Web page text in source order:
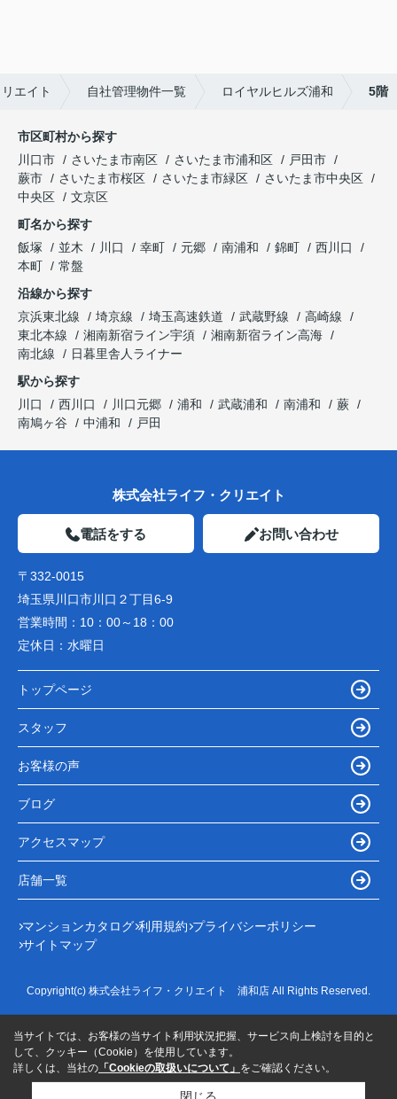
エイト 自社管理物件一覧 ロイヤルヒルズ浦和 5階
市区町村から探す
川口市
さいたま市南区 さいたま市浦和区
戸田市
蕨市
さいたま市桜区 さいたま市緑区
さいたま市中央区
中央区
文京区
町名から探す
飯塚
並木 川口 幸町 元郷 南浦和 錦町
西川口
本町
常盤
沿線から探す
京浜東北線
埼京線 埼玉高速鉄道 武蔵野線
高崎線
東北本線
湘南新宿ライン宇須
湘南新宿ライン高海
南北線
日暮里舎人ライナー
駅から探す
川口
西川口 川口元郷 浦和 武蔵浦和 南浦和
蕨
南鳩ヶ谷
中浦和 戸田
株式会社ライフ・クリエイト
電話をする お問い合わせ
〒332-0015
埼玉県川口市川口２丁目6-9
営業時間： 10：00～18：00
定休日： 水曜日
トップページ
スタッフ
お客様の声
ブログ
アクセスマップ
店舗一覧
マンションカタログ 利用規約 プライバシーポリシー
サイトマップ
Copyright(c) 株式会社ライフ・クリエイト 浦和店 All Rights Reserved.
当サイトでは、お客様の当サイト利用状況把握、サービス向上検討を目的と
して、クッキー（Cookie）を使用しています。
詳しくは、当社の 「Cookieの取扱いについて」 をご確認ください。
閉じる